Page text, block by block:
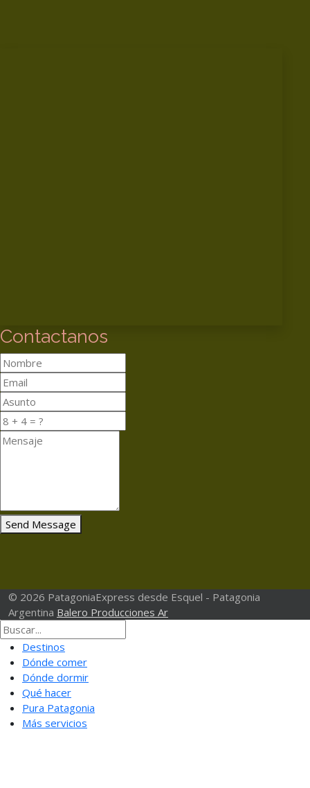
Contactanos
Send Message
© 2026 PatagoniaExpress desde Esquel - Patagonia
Argentina Balero Producciones Ar
Destinos
Dónde comer
Dónde dormir
Qué hacer
Pura Patagonia
Más servicios